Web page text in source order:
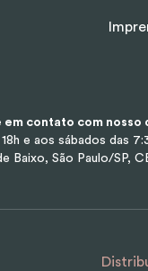
em contato com
e aos sábados das
Baixo, São Paulo/SP,